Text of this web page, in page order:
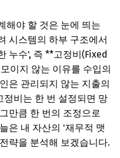
해야 할 것은 눈에 띄는
시스템의 하부 구조에서
누수', 즉 **고정비(Fixed
이지 않는 이유를 수입의
은 관리되지 않는 지출의
비는 한 번 설정되면 망
만큼 한 번의 조정으로
은 내 자산의 '재무적 맷
략을 분석해 보겠습니다.